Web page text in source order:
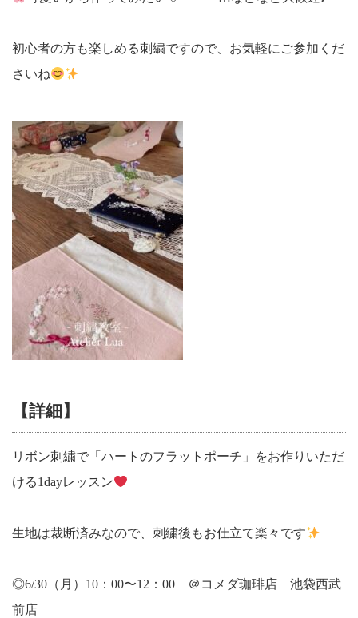
初心者の方も楽しめる刺繍ですので、お気軽にご参加くだ
さいね
【詳細】
リボン刺繍で「ハートのフラットポーチ」をお作りいただ
ける1dayレッスン
生地は裁断済みなので、刺繍後もお仕立て楽々です
◎6/30（月）10：00〜12：00 ＠コメダ珈琲店 池袋西武
前店